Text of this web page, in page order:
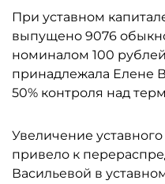
При уставном
выпущено 9076
номиналом 100
принадлежала Елене
50% контроля над
Увеличение
привело к
Васильевой в